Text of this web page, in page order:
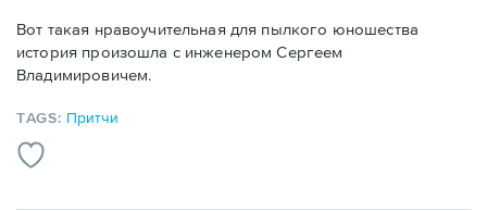
Вот такая нравоучительная для пылкого юношества
история произошла с инженером Сергеем
Владимировичем.
TAGS: Притчи